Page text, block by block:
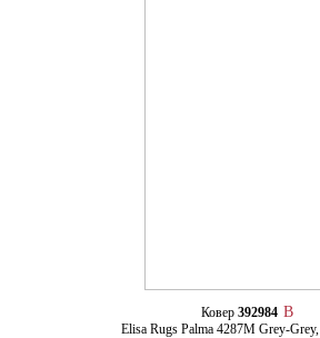
Ковер 392984
Elisa Rugs Palma 4287M Grey-Grey,